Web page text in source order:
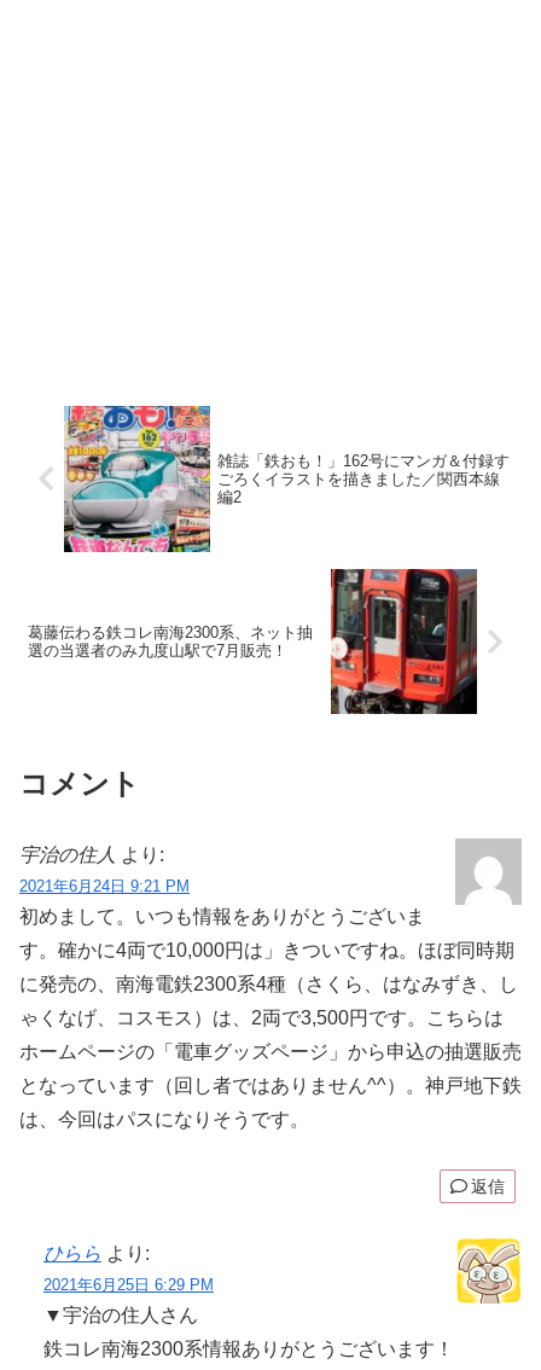
雑誌「鉄おも！」162号にマンガ＆付録す
ごろくイラストを描きました／関西本線
編2
葛藤伝わる鉄コレ南海2300系、ネット抽
選の当選者のみ九度山駅で7月販売！
コメント
宇治の住人 より:
2021年6月24日 9:21 PM
初めまして。いつも情報をありがとうございま
す。確かに4両で10,000円は」きついですね。ほぼ同時期
に発売の、南海電鉄2300系4種（さくら、はなみずき、し
ゃくなげ、コスモス）は、2両で3,500円です。こちらは
ホームページの「電車グッズページ」から申込の抽選販売
となっています（回し者ではありません^^）。神戸地下鉄
は、今回はパスになりそうです。
返信
ひらら より:
2021年6月25日 6:29 PM
▼宇治の住人さん
鉄コレ南海2300系情報ありがとうございます！